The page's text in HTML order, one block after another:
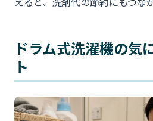
ドラム式洗濯機の気
ト